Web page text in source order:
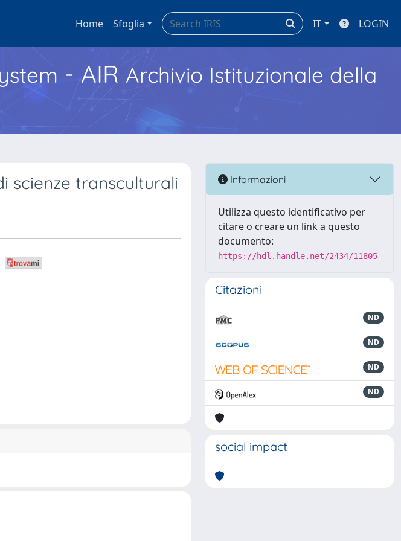
Home Sfoglia IT LOGIN
- AIR Archivio Istituzionale della
scienze transculturali Informazioni
Utilizza questo identificativo per
citare o creare un link a questo
documento:
https://hdl.handle.net/2434/11805
Citazioni
ND
ND
ND
ND
social impact